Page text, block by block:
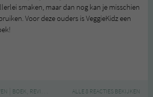
smaken, maar dan nog kan je misschien
Voor deze ouders is VeggieKidz een
BOEK, REVIEW VEGGIEKIDZ
ALLE 8 REACTIES BEKIJKEN